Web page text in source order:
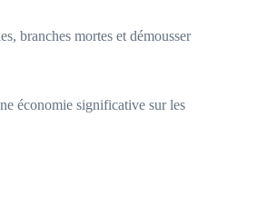
branches mortes et démousser
économie significative sur les